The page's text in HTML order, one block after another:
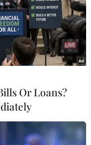
Or Loans?